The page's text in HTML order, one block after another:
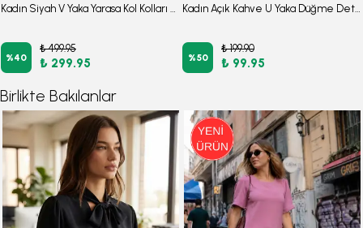
Kadın Siyah V Yaka Yarasa Kol Kolları Desenli Bluz ARM-26Y001065
%40
₺ 499.95
₺ 299.95
Kadın Açık Kahve U Yaka Düğme Detaylı Önden Yırtmaçlı Yumuşak Dokulu Bluz ARM-26K001038
%50
₺ 199.90
₺ 99.95
Birlikte Bakılanlar